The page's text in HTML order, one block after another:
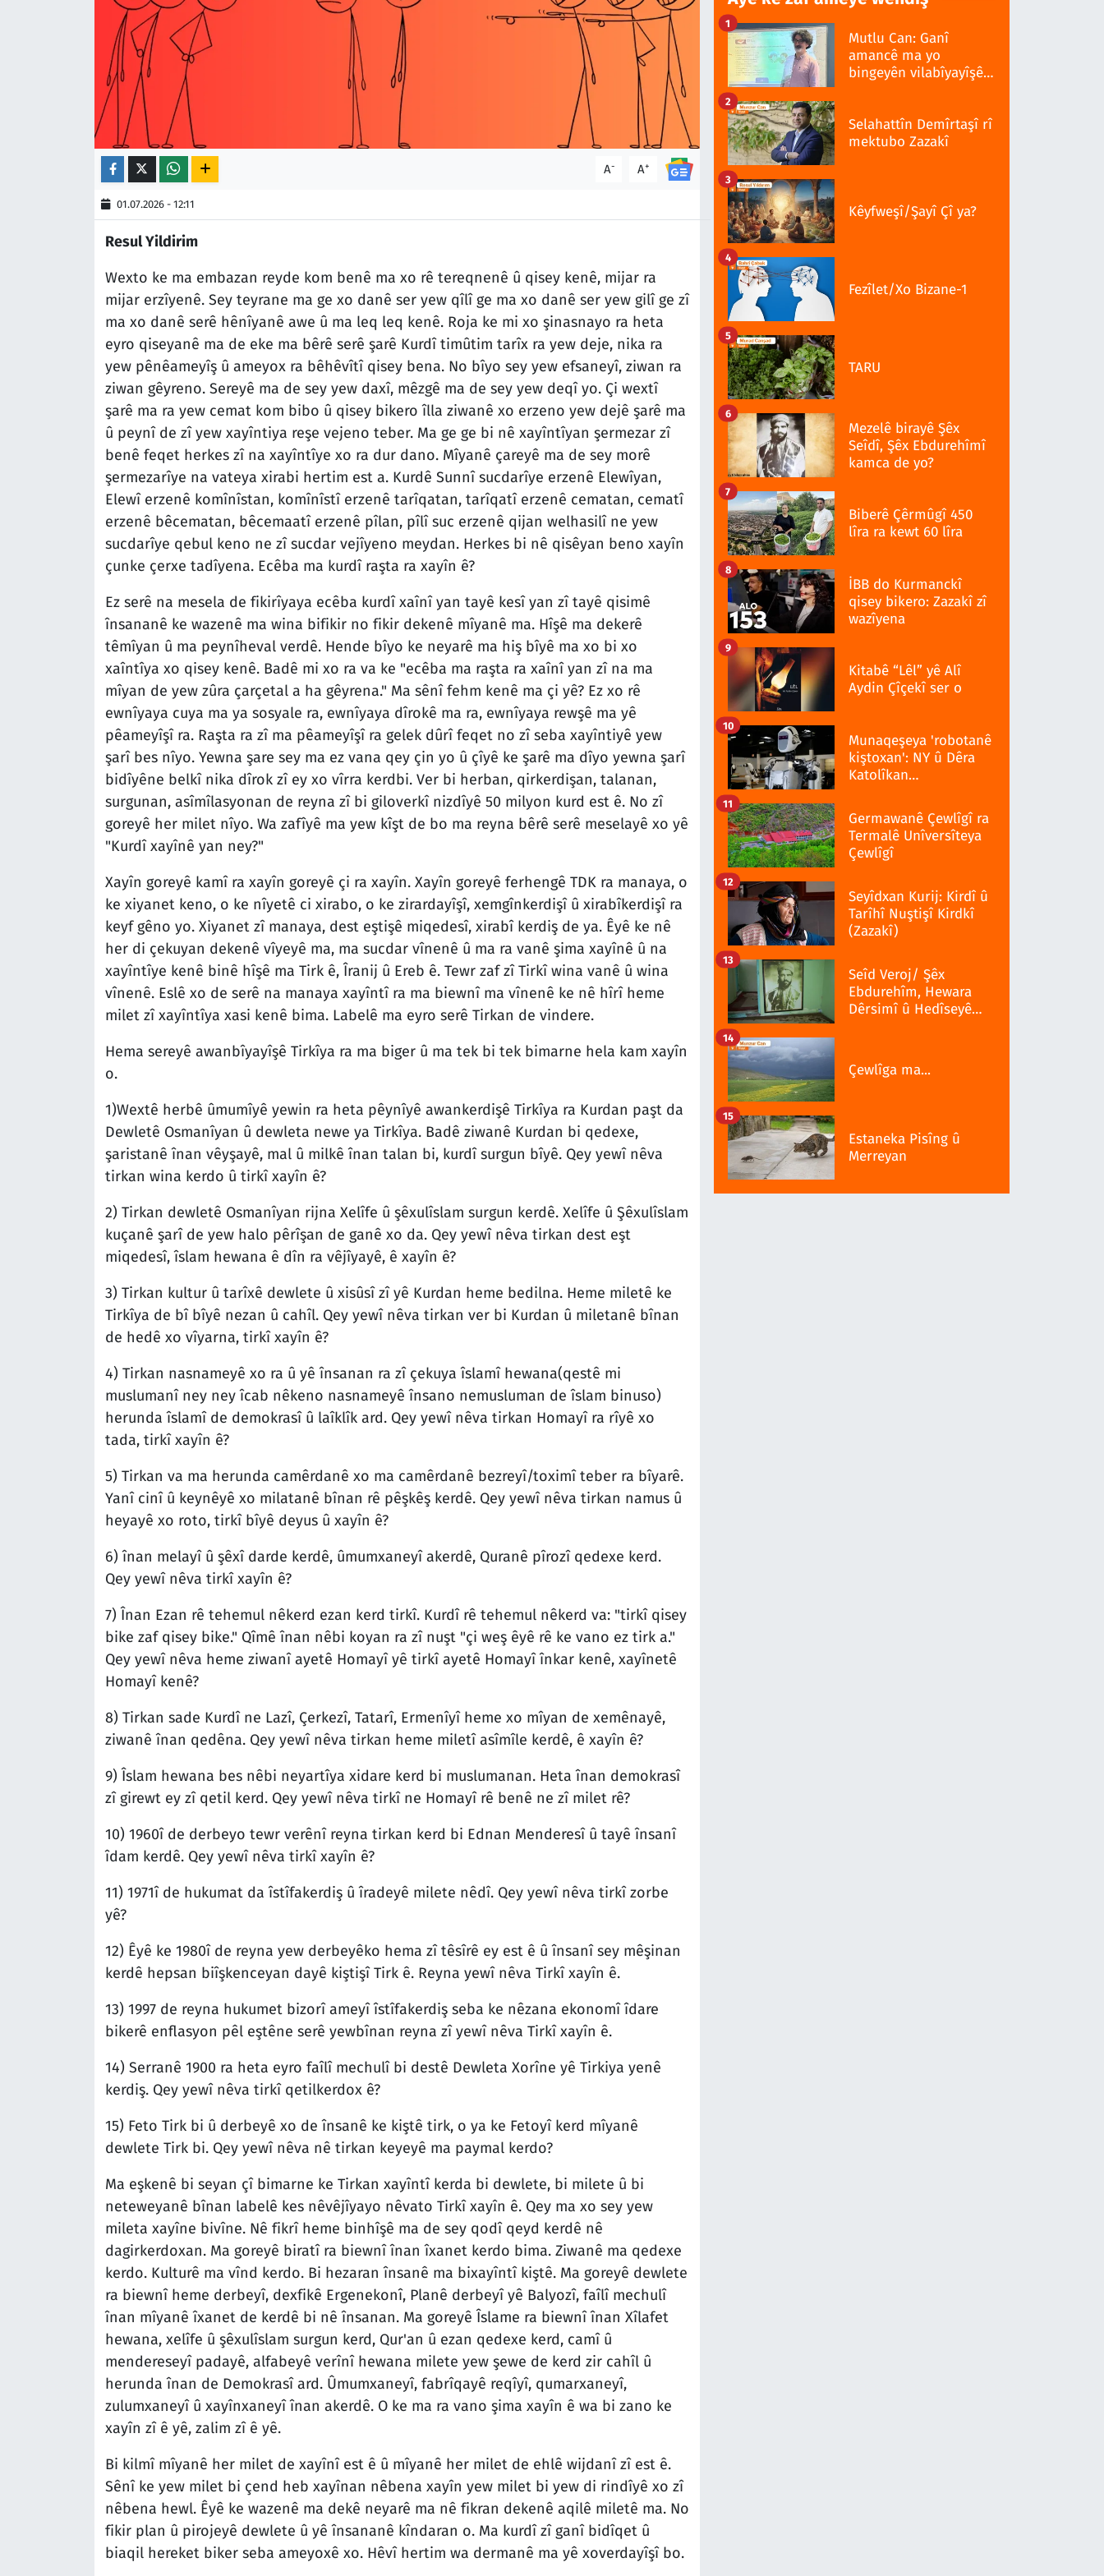
A- A+
01.07.2026 - 12:11
Resul Yildirim
Wexto ke ma embazan reyde kom benê ma xo rê tereqnenê û qisey kenê, mijar ra
mijar erzîyenê. Sey teyrane ma ge xo danê ser yew qîlî ge ma xo danê ser yew gilî ge zî
ma xo danê serê hênîyanê awe û ma leq leq kenê. Roja ke mi xo şinasnayo ra heta
eyro qiseyanê ma de eke ma bêrê serê şarê Kurdî timûtim tarîx ra yew deje, nika ra
yew pênêameyîş û ameyox ra bêhêvîtî qisey bena. No bîyo sey yew efsaneyî, ziwan ra
ziwan gêyreno. Sereyê ma de sey yew daxî, mêzgê ma de sey yew deqî yo. Çi wextî
şarê ma ra yew cemat kom bibo û qisey bikero îlla ziwanê xo erzeno yew dejê şarê ma
û peynî de zî yew xayîntiya reşe vejeno teber. Ma ge ge bi nê xayîntîyan şermezar zî
benê feqet herkes zî na xayîntîye xo ra dur dano. Mîyanê çareyê ma de sey morê
şermezarîye na vateya xirabi hertim est a. Kurdê Sunnî sucdarîye erzenê Elewîyan,
Elewî erzenê komînîstan, komînîstî erzenê tarîqatan, tarîqatî erzenê cematan, cematî
erzenê bêcematan, bêcemaatî erzenê pîlan, pîlî suc erzenê qijan welhasilî ne yew
sucdarîye qebul keno ne zî sucdar vejîyeno meydan. Herkes bi nê qisêyan beno xayîn
çunke çerxe tadîyena. Ecêba ma kurdî raşta ra xayîn ê?
Ez serê na mesela de fikirîyaya ecêba kurdî xaînî yan tayê kesî yan zî tayê qisimê
însananê ke wazenê ma wina bifikir no fikir dekenê mîyanê ma. Hîşê ma dekerê
têmîyan û ma peynîheval verdê. Hende bîyo ke neyarê ma hiş bîyê ma xo bi xo
xaîntîya xo qisey kenê. Badê mi xo ra va ke "ecêba ma raşta ra xaînî yan zî na ma
mîyan de yew zûra çarçetal a ha gêyrena." Ma sênî fehm kenê ma çi yê? Ez xo rê
ewnîyaya cuya ma ya sosyale ra, ewnîyaya dîrokê ma ra, ewnîyaya rewşê ma yê
pêameyîşî ra. Raşta ra zî ma pêameyîşî ra gelek dûrî feqet no zî seba xayîntiyê yew
şarî bes nîyo. Yewna şare sey ma ez vana qey çin yo û çîyê ke şarê ma dîyo yewna şarî
bidîyêne belkî nika dîrok zî ey xo vîrra kerdbi. Ver bi herban, qirkerdişan, talanan,
surgunan, asîmîlasyonan de reyna zî bi giloverkî nizdîyê 50 milyon kurd est ê. No zî
goreyê her milet nîyo. Wa zafîyê ma yew kîşt de bo ma reyna bêrê serê meselayê xo yê
"Kurdî xayînê yan ney?"
Xayîn goreyê kamî ra xayîn goreyê çi ra xayîn. Xayîn goreyê ferhengê TDK ra manaya, o
ke xiyanet keno, o ke nîyetê ci xirabo, o ke zirardayîşî, xemgînkerdişî û xirabîkerdişî ra
keyf gêno yo. Xiyanet zî manaya, dest eştişê miqedesî, xirabî kerdiş de ya. Êyê ke nê
her di çekuyan dekenê vîyeyê ma, ma sucdar vînenê û ma ra vanê şima xayînê û na
xayîntîye kenê binê hîşê ma Tirk ê, Îranij û Ereb ê. Tewr zaf zî Tirkî wina vanê û wina
vînenê. Eslê xo de serê na manaya xayîntî ra ma biewnî ma vînenê ke nê hîrî heme
milet zî xayîntîya xasi kenê bima. Labelê ma eyro serê Tirkan de vindere.
Hema sereyê awanbîyayîşê Tirkîya ra ma biger û ma tek bi tek bimarne hela kam xayîn
o.
1)Wextê herbê ûmumîyê yewin ra heta pêynîyê awankerdişê Tirkîya ra Kurdan paşt da
Dewletê Osmanîyan û dewleta newe ya Tirkîya. Badê ziwanê Kurdan bi qedexe,
şaristanê înan vêyşayê, mal û milkê înan talan bi, kurdî surgun bîyê. Qey yewî nêva
tirkan wina kerdo û tirkî xayîn ê?
2) Tirkan dewletê Osmanîyan rijna Xelîfe û şêxulîslam surgun kerdê. Xelîfe û Şêxulîslam
kuçanê şarî de yew halo pêrîşan de ganê xo da. Qey yewî nêva tirkan dest eşt
miqedesî, îslam hewana ê dîn ra vêjîyayê, ê xayîn ê?
3) Tirkan kultur û tarîxê dewlete û xisûsî zî yê Kurdan heme bedilna. Heme miletê ke
Tirkîya de bî bîyê nezan û cahîl. Qey yewî nêva tirkan ver bi Kurdan û miletanê bînan
de hedê xo vîyarna, tirkî xayîn ê?
4) Tirkan nasnameyê xo ra û yê însanan ra zî çekuya îslamî hewana(qestê mi
muslumanî ney ney îcab nêkeno nasnameyê însano nemusluman de îslam binuso)
herunda îslamî de demokrasî û laîklîk ard. Qey yewî nêva tirkan Homayî ra rîyê xo
tada, tirkî xayîn ê?
5) Tirkan va ma herunda camêrdanê xo ma camêrdanê bezreyî/toximî teber ra bîyarê.
Yanî cinî û keynêyê xo milatanê bînan rê pêşkêş kerdê. Qey yewî nêva tirkan namus û
heyayê xo roto, tirkî bîyê deyus û xayîn ê?
6) înan melayî û şêxî darde kerdê, ûmumxaneyî akerdê, Quranê pîrozî qedexe kerd.
Qey yewî nêva tirkî xayîn ê?
7) Înan Ezan rê tehemul nêkerd ezan kerd tirkî. Kurdî rê tehemul nêkerd va: "tirkî qisey
bike zaf qisey bike." Qîmê înan nêbi koyan ra zî nuşt "çi weş êyê rê ke vano ez tirk a."
Qey yewî nêva heme ziwanî ayetê Homayî yê tirkî ayetê Homayî înkar kenê, xayînetê
Homayî kenê?
8) Tirkan sade Kurdî ne Lazî, Çerkezî, Tatarî, Ermenîyî heme xo mîyan de xemênayê,
ziwanê înan qedêna. Qey yewî nêva tirkan heme miletî asîmîle kerdê, ê xayîn ê?
9) Îslam hewana bes nêbi neyartîya xidare kerd bi muslumanan. Heta înan demokrasî
zî girewt ey zî qetil kerd. Qey yewî nêva tirkî ne Homayî rê benê ne zî milet rê?
10) 1960î de derbeyo tewr verênî reyna tirkan kerd bi Ednan Menderesî û tayê însanî
îdam kerdê. Qey yewî nêva tirkî xayîn ê?
11) 1971î de hukumat da îstîfakerdiş û îradeyê milete nêdî. Qey yewî nêva tirkî zorbe
yê?
12) Êyê ke 1980î de reyna yew derbeyêko hema zî têsîrê ey est ê û însanî sey mêşinan
kerdê hepsan biîşkenceyan dayê kiştişî Tirk ê. Reyna yewî nêva Tirkî xayîn ê.
13) 1997 de reyna hukumet bizorî ameyî îstîfakerdiş seba ke nêzana ekonomî îdare
bikerê enflasyon pêl eştêne serê yewbînan reyna zî yewî nêva Tirkî xayîn ê.
14) Serranê 1900 ra heta eyro faîlî mechulî bi destê Dewleta Xorîne yê Tirkiya yenê
kerdiş. Qey yewî nêva tirkî qetilkerdox ê?
15) Feto Tirk bi û derbeyê xo de însanê ke kiştê tirk, o ya ke Fetoyî kerd mîyanê
dewlete Tirk bi. Qey yewî nêva nê tirkan keyeyê ma paymal kerdo?
Ma eşkenê bi seyan çî bimarne ke Tirkan xayîntî kerda bi dewlete, bi milete û bi
neteweyanê bînan labelê kes nêvêjîyayo nêvato Tirkî xayîn ê. Qey ma xo sey yew
mileta xayîne bivîne. Nê fikrî heme binhîşê ma de sey qodî qeyd kerdê nê
dagirkerdoxan. Ma goreyê biratî ra biewnî înan îxanet kerdo bima. Ziwanê ma qedexe
kerdo. Kulturê ma vînd kerdo. Bi hezaran însanê ma bixayîntî kiştê. Ma goreyê dewlete
ra biewnî heme derbeyî, dexfikê Ergenekonî, Planê derbeyî yê Balyozî, faîlî mechulî
înan mîyanê îxanet de kerdê bi nê însanan. Ma goreyê Îslame ra biewnî înan Xîlafet
hewana, xelîfe û şêxulîslam surgun kerd, Qur'an û ezan qedexe kerd, camî û
mendereseyî padayê, alfabeyê verînî hewana milete yew şewe de kerd zir cahîl û
herunda înan de Demokrasî ard. Ûmumxaneyî, fabrîqayê reqîyî, qumarxaneyî,
zulumxaneyî û xayînxaneyî înan akerdê. O ke ma ra vano şima xayîn ê wa bi zano ke
xayîn zî ê yê, zalim zî ê yê.
Bi kilmî mîyanê her milet de xayînî est ê û mîyanê her milet de ehlê wijdanî zî est ê.
Sênî ke yew milet bi çend heb xayînan nêbena xayîn yew milet bi yew di rindîyê xo zî
nêbena hewl. Êyê ke wazenê ma dekê neyarê ma nê fikran dekenê aqilê miletê ma. No
fikir plan û pirojeyê dewlete û yê însananê kîndaran o. Ma kurdî zî ganî bidîqet û
biaqil hereket biker seba ameyoxê xo. Hêvî hertim wa dermanê ma yê xoverdayîşî bo.
Mutlu Can: Ganî
amancê ma yo
bingeyên vilabîyayîşê
1
Selahattîn Demîrtaşî rî
mektubo Zazakî
2
Kêyfweşî/Şayî Çî ya?
3
Fezîlet/Xo Bizane-1
4
TARU
5
Mezelê birayê Şêx
Seîdî, Şêx Ebdurehîmî
kamca de yo?
6
Biberê Çêrmûgî 450
lîra ra kewt 60 lîra
7
İBB do Kurmanckî
qisey bikero: Zazakî zî
wazîyena
8
Kitabê “Lêl” yê Alî
Aydin Çîçekî ser o
9
Munaqeşeya 'robotanê
kiştoxan': NY û Dêra
Katolîkan
10
Germawanê Çewlîgî ra
Termalê Unîversîteya
Çewlîgî
11
Seyîdxan Kurij: Kirdî û
Tarîhî Nuştişî Kirdkî
(Zazakî)
12
Seîd Veroj/ Şêx
Ebdurehîm, Hewara
Dêrsimî û Hedîseyê
13
Çewlîga ma...
14
Estaneka Pisîng û
Merreyan
15